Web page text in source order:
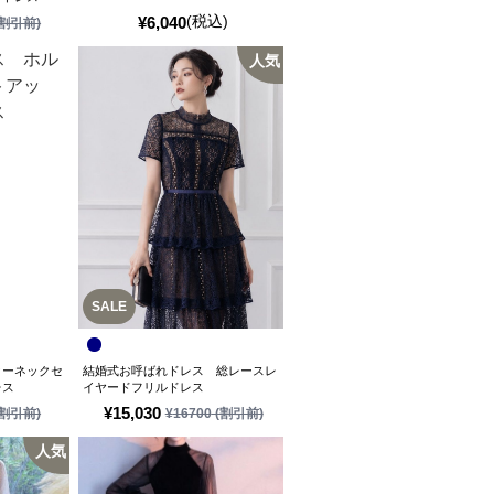
引前) ¥6,040(税込)
引前)
ネックセ
SALE
人気
¥15,030 ¥16700(割引前)
結婚式お呼ばれドレス 総レースレ
イヤードフリルドレス
人気